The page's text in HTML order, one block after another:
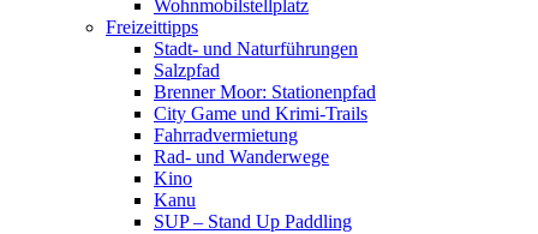
Wohnmobilstellplatz
Freizeittipps
Stadt- und Naturführungen
Salzpfad
Brenner Moor: Stationenpfad
City Game und Krimi-Trails
Fahrradvermietung
Rad- und Wanderwege
Kino
Kanu
SUP – Stand Up Paddling